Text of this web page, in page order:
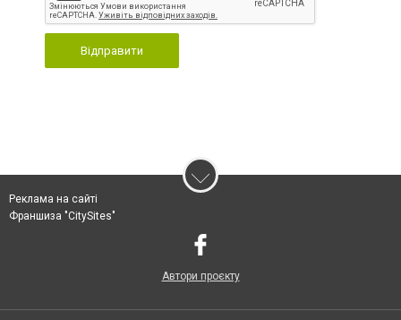
Відправити
Реклама на сайті
Франшиза "CitySites"
Автори проєкту